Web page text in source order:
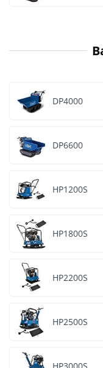
DP4000
DP6600
HP1200S
HP1800S
HP2200S
HP2500S